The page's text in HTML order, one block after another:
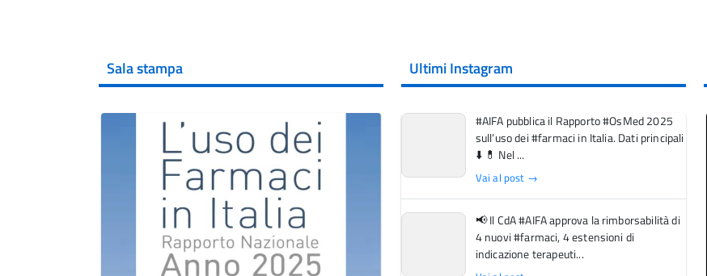
Sala stampa Ultimi Instagram
#AIFA pubblica il Rapporto #OsMed 2025
sull’uso dei #farmaci in Italia. Dati principali
⬇️ 💊 Nel ...
Vai al post →
📢 Il CdA #AIFA approva la rimborsabilità di
4 nuovi #farmaci, 4 estensioni di
indicazione terapeuti...